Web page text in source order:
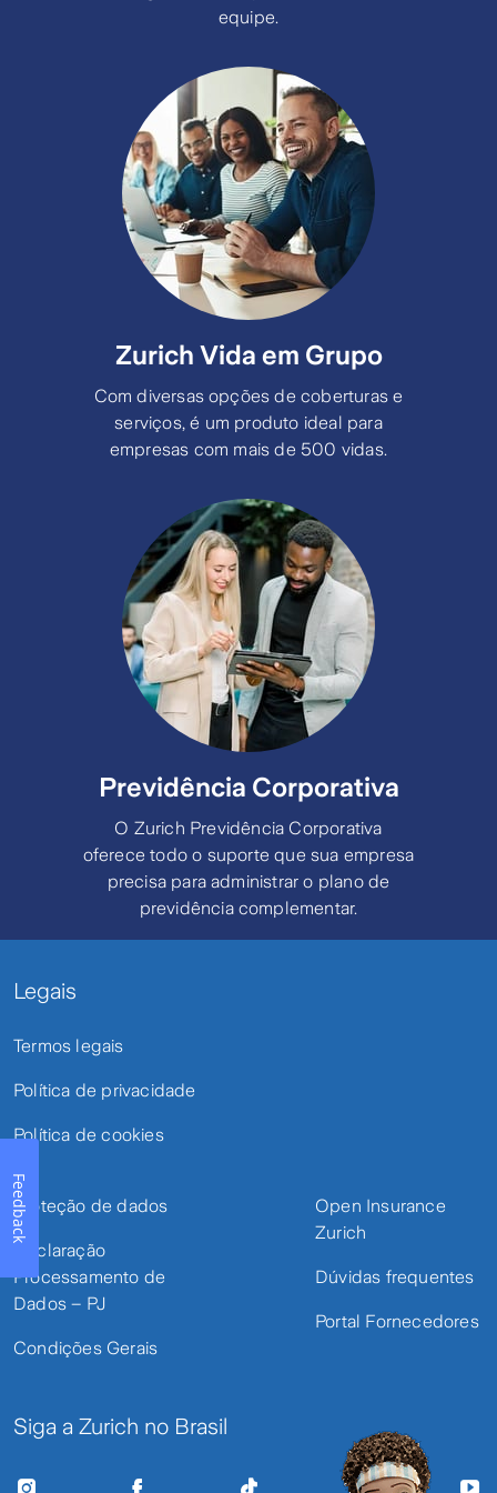
Odontológicas em viagem ao exterior –
Extensão para cobertura de Esportes
(DMHO-E-VE);
Despesas Médico-Hospitalares
Complementares em viagem nacional
(DMH-C-VN);
Despesas Médico-Hospitalares
Complementares em viagem ao exterior
(DMH-C-VE);
Bagagem;
Cancelamento / Interrupção de Viagem
– Master;
Interrupção de viagem por falecimento,
acidente ou doença;
Despesas farmacêuticas por acidente
ou doença;
doença em viagem ao exterior;
Atraso de bagagem;
Danos às malas;
Atraso de voo;
Despesas com perda de conexão aérea
retorno;
Prorrogação de estadia de
retorno de acompanhantes;
Interrupção de viagem por sinistro
residencial;
Retorno de menores e/ou idosos;
Auxílio de despesas jurídicas;
equipe.
Zurich Vida em Grupo
Com diversas opções de coberturas e
serviços, é um produto ideal para
empresas com mais de 500 vidas.
Previdência Corporativa
O Zurich Previdência Corporativa
oferece todo o suporte que sua empresa
precisa para administrar o plano de
previdência complementar.
Legais
Termos legais
Política de privacidade
Política de cookies
Proteção de dados
Declaração
Processamento de
Dados – PJ
Condições Gerais
Open Insurance
Zurich
Dúvidas frequentes
Portal Fornecedores
Siga a Zurich no Brasil
Feedback